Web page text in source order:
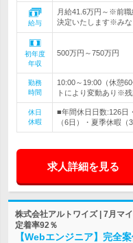
給与
月給41.6万円～※前
決定いたします※みな
初年度
年収
500万円～750万円
勤務
時間
10:00～19:00（休憩
トにより変動あり※
休日
休暇
■年間休日日数:126日
（6日）・夏季休暇（
求人詳細を見る
株式会社アルトワイズ | 7月マ
定着率92％
【Webエンジニア】完全